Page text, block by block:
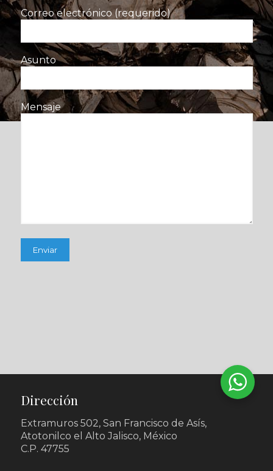
Correo electrónico (requerido)
Asunto
Mensaje
Dirección
Extramuros 502, San Francisco de Asís,
Atotonilco el Alto Jalisco, México
C.P. 47755